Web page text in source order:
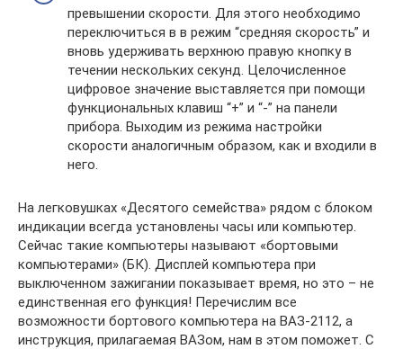
превышении скорости. Для этого необходимо
переключиться в в режим “средняя скорость” и
вновь удерживать верхнюю правую кнопку в
течении нескольких секунд. Целочисленное
цифровое значение выставляется при помощи
функциональных клавиш “+” и “-” на панели
прибора. Выходим из режима настройки
скорости аналогичным образом, как и входили в
него.
На легковушках «Десятого семейства» рядом с блоком
индикации всегда установлены часы или компьютер.
Сейчас такие компьютеры называют «бортовыми
компьютерами» (БК). Дисплей компьютера при
выключенном зажигании показывает время, но это – не
единственная его функция! Перечислим все
возможности бортового компьютера на ВАЗ-2112, а
инструкция, прилагаемая ВАЗом, нам в этом поможет. С